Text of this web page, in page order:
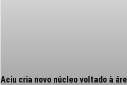
Aciu cria novo núcleo voltado à